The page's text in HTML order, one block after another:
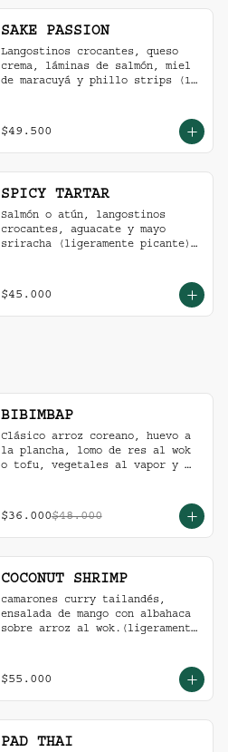
SAKE PASSION
Langostinos crocantes, queso
crema, láminas de salmón, miel
de maracuyá y phillo strips (10
$49.500
SPICY TARTAR
Salmón o atún, langostinos
crocantes, aguacate y mayo
sriracha (ligeramente picante).
$45.000
BIBIMBAP
Clásico arroz coreano, huevo a
la plancha, lomo de res al wok
o tofu, vegetales al vapor y
$36.000$48.000
COCONUT SHRIMP
camarones curry tailandés,
ensalada de mango con albahaca
sobre arroz al wok.(ligeramente
$55.000
PAD THAI